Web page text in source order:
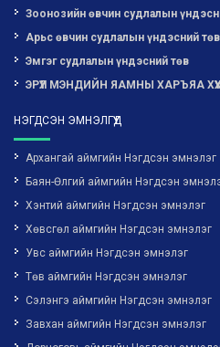
Зоонозийн өвчин судлалын
Арьс өвчин судлалын үндэсний төв
Эмгэг судлалын үндэсний төв
ЭРҮҮЛ МЭНДИЙН ЯАМНЫ ХАРЪЯА
НЭГДСЭН ЭМНЭЛГҮҮД
Архангай аймгийн Нэгдсэн эмнэлэг
Баян-Өлгий аймгийн Нэгдсэн
Хэнтий аймгийн Нэгдсэн эмнэлэг
Хөвсгөл аймгийн Нэгдсэн эмнэлэг
Увс аймгийн Нэгдсэн эмнэлэг
Төв аймгийн Нэгдсэн эмнэлэг
Сэлэнгэ аймгийн Нэгдсэн эмнэлэг
Завхан аймгийн Нэгдсэн эмнэлэг